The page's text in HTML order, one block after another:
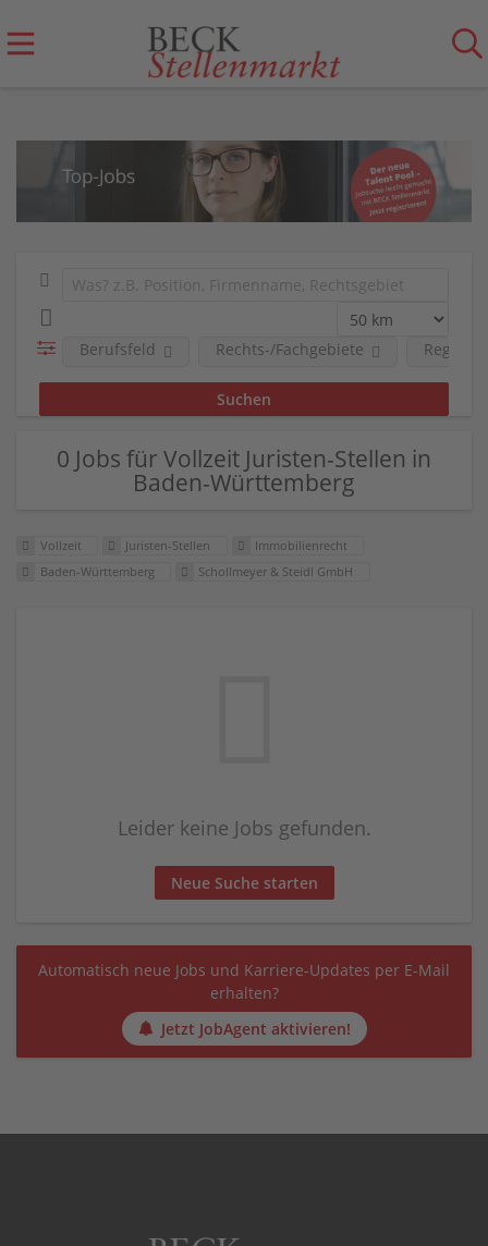
Berufsfeld Rechts-/Fachgebiete Region
0 Jobs für Vollzeit Juristen-Stellen in
Baden-Württemberg
Vollzeit Juristen-Stellen
Immobilienrecht
Baden-Württemberg
Schollmeyer & Steidl GmbH
Leider keine Jobs gefunden.
Neue Suche starten
Automatisch neue Jobs und Karriere-Updates per E-Mail
erhalten?
Jetzt JobAgent aktivieren!